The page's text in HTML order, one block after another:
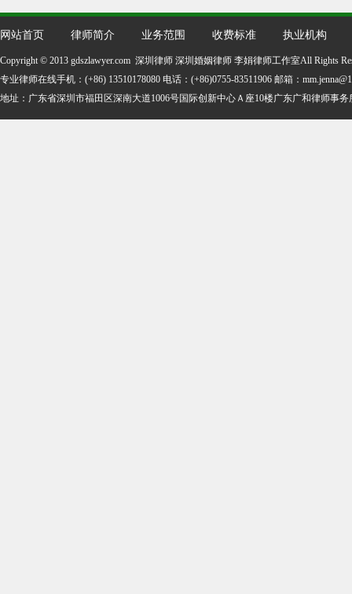
Copyright © 2013 gdszlawyer.com 深圳律师 深圳婚姻律师 李娟律师工作室All Rights
专业律师在线手机：(+86) 13510178080 电话：(+86)0755-83511906 邮箱：
地址： 广东省深圳市福田区深南大道1006号国际创新中心Ａ座10楼广东广和律师事务
网站首页 律师简介 业务范围 收费标准 执业机构